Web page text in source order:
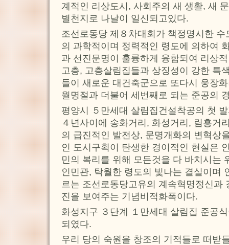
계적인 리상도시, 사회주의 새 생활, 새
별천지로 나날이 일신되고있다.
조선로동당 제８차대회가 책정명시한
의 과학적이며 정력적인 령도에 의하여
과 선진문명이 훌륭하게 융합되여 리상
고층, 고층살림집들과 상징성이 강한 특
들이 새로운 대건축군으로 또다시 웅장
월명절과 더불어 세번째로 되는 준공의
평양시 ５만세대 살림집건설착공의 첫
４년사이에 송화거리, 화성거리, 림흥거
의 급진적인 발전상, 문명개화의 변혁상
인 도시구획이 탄생한 경이적인 현실은
민의 복리를 위해 모든것을 다 바치시는
인민관, 탁월한 령도의 빛나는 결실이며
르는 조선로동당고유의 계속혁명정신과
진을 보여주는 기념비적화폭이다.
화성지구 ３단계 １만세대 살림집 준공
되였다.
우리 당의 숙원을 창조의 기적들로 떠받